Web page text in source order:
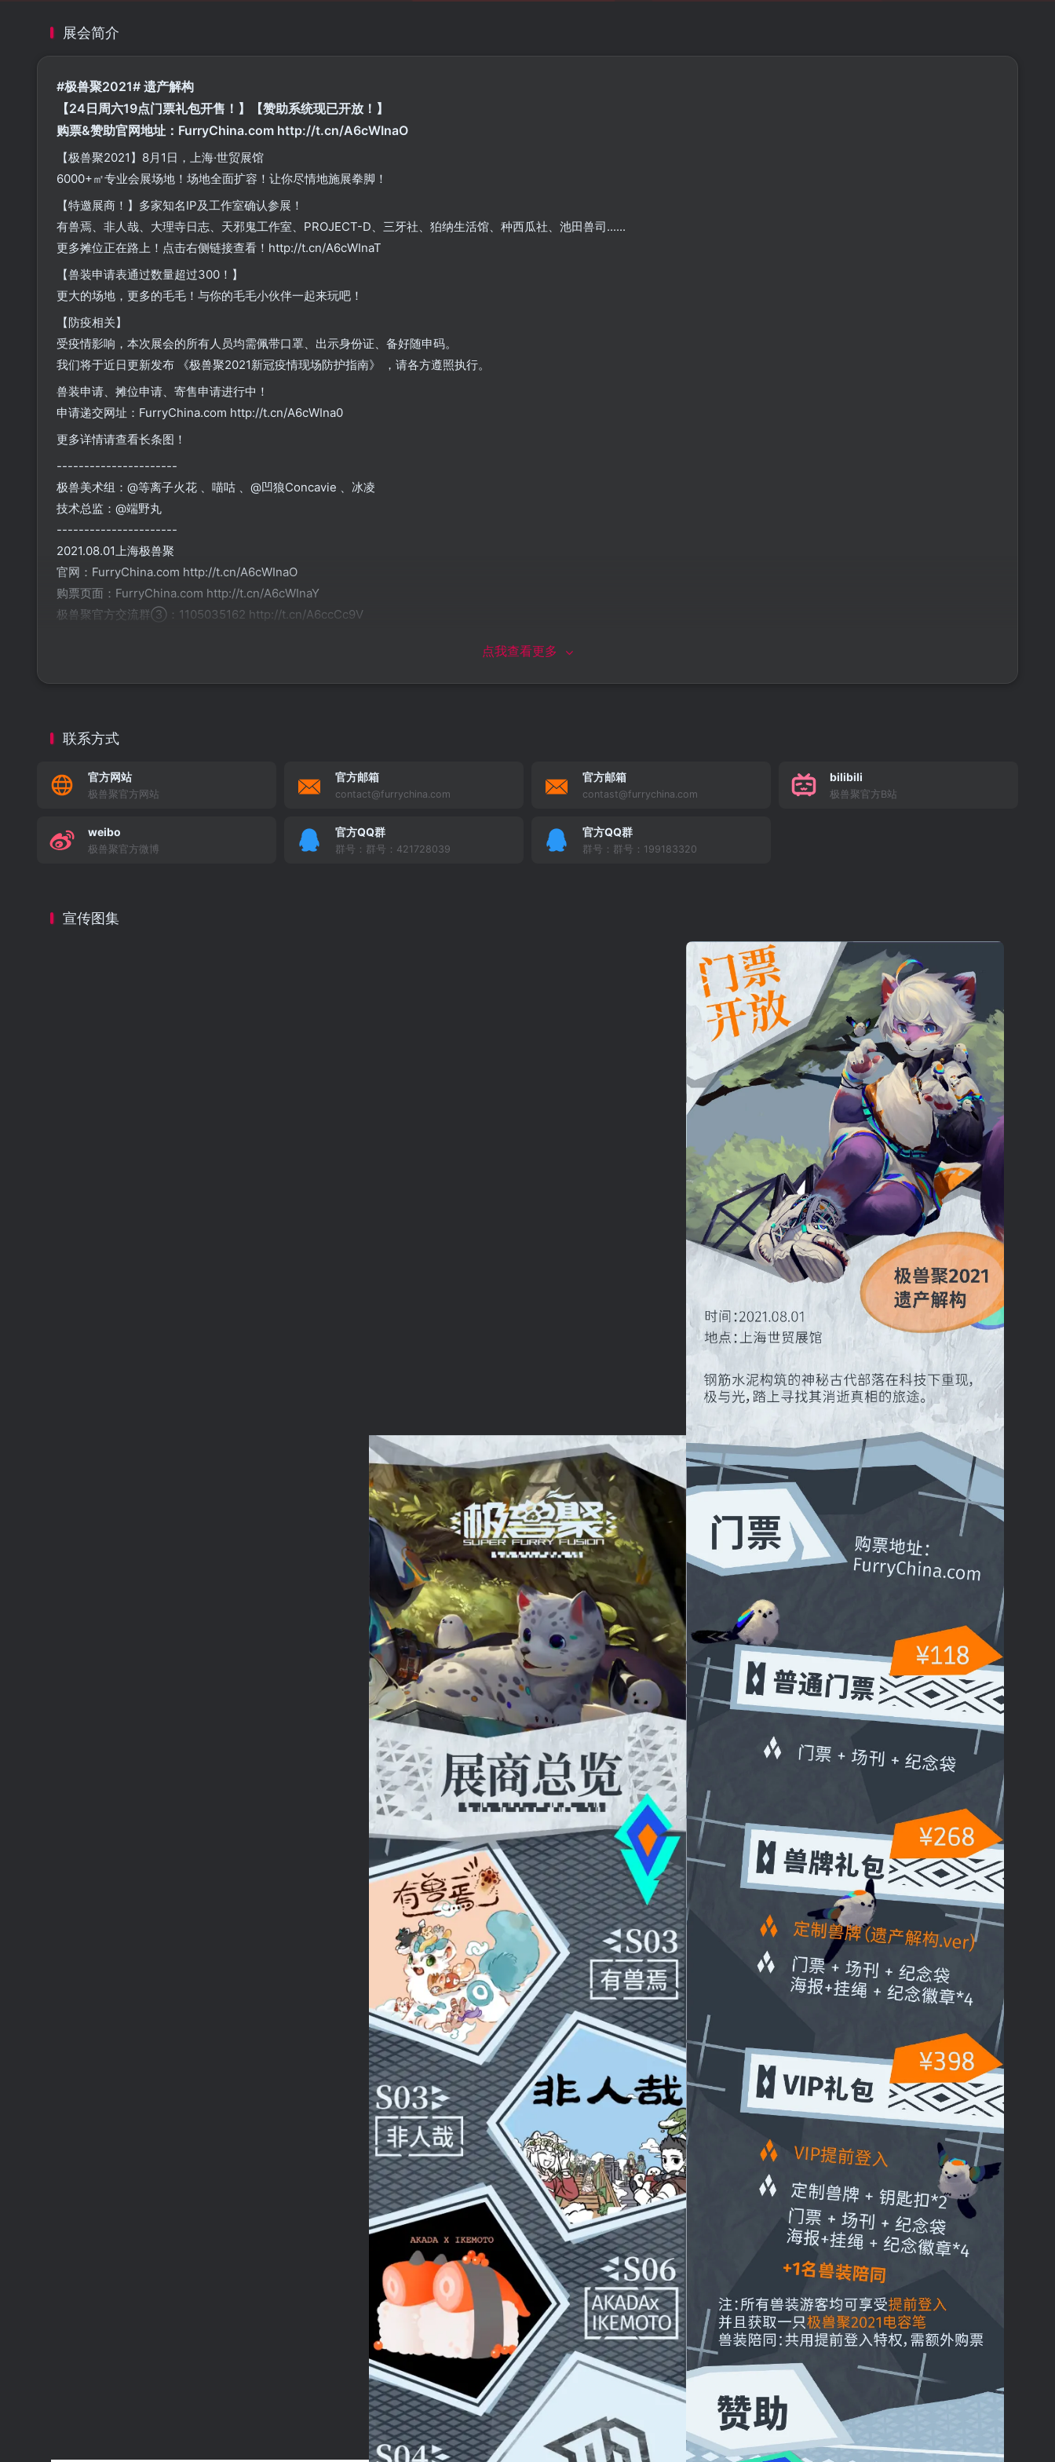
展会简介
#极兽聚2021# 遗产解构
【24日周六19点门票礼包开售！】【赞助系统现已开放！】
购票&赞助官网地址：FurryChina.com http://t.cn/A6cWInaO
【极兽聚2021】8月1日，上海·世贸展馆
6000+㎡专业会展场地！场地全面扩容！让你尽情地施展拳脚！
【特邀展商！】多家知名IP及工作室确认参展！
有兽焉、非人哉、大理寺日志、天邪鬼工作室、PROJECT-D、三牙社、狛纳生活馆、种西瓜社、池田兽司......
更多摊位正在路上！点击右侧链接查看！http://t.cn/A6cWInaT
【兽装申请表通过数量超过300！】
更大的场地，更多的毛毛！与你的毛毛小伙伴一起来玩吧！
【防疫相关】
受疫情影响，本次展会的所有人员均需佩带口罩、出示身份证、备好随申码。
我们将于近日更新发布 《极兽聚2021新冠疫情现场防护指南》 ，请各方遵照执行。
兽装申请、摊位申请、寄售申请进行中！
申请递交网址：FurryChina.com http://t.cn/A6cWIna0
更多详情请查看长条图！
----------------------
极兽美术组：@等离子火花 、喵咕 、@凹狼Concavie 、冰凌
技术总监：@端野丸
----------------------
2021.08.01上海极兽聚
官网：FurryChina.com http://t.cn/A6cWInaO
购票页面：FurryChina.com http://t.cn/A6cWInaY
极兽聚官方交流群③：1105035162 http://t.cn/A6ccCc9V
点我查看更多
联系方式
官方网站
极兽聚官方网站
官方邮箱
contact@furrychina.com
官方邮箱
contast@furrychina.com
bilibili
极兽聚官方B站
weibo
极兽聚官方微博
官方QQ群
群号：群号：421728039
官方QQ群
群号：群号：199183320
宣传图集